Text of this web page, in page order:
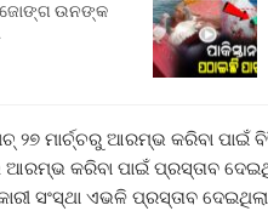
ଜୋଙ୍ଗ ଉନଙ୍କ
ମାର୍ଚ୍ଚରୁ ଆରମ୍ଭ କରିବା ପାଇଁ
କରିବା ପାଇଁ ପ୍ରସ୍ତାବ
ସଂସ୍ଥା ଏଭଳି ପ୍ରସ୍ତାବ